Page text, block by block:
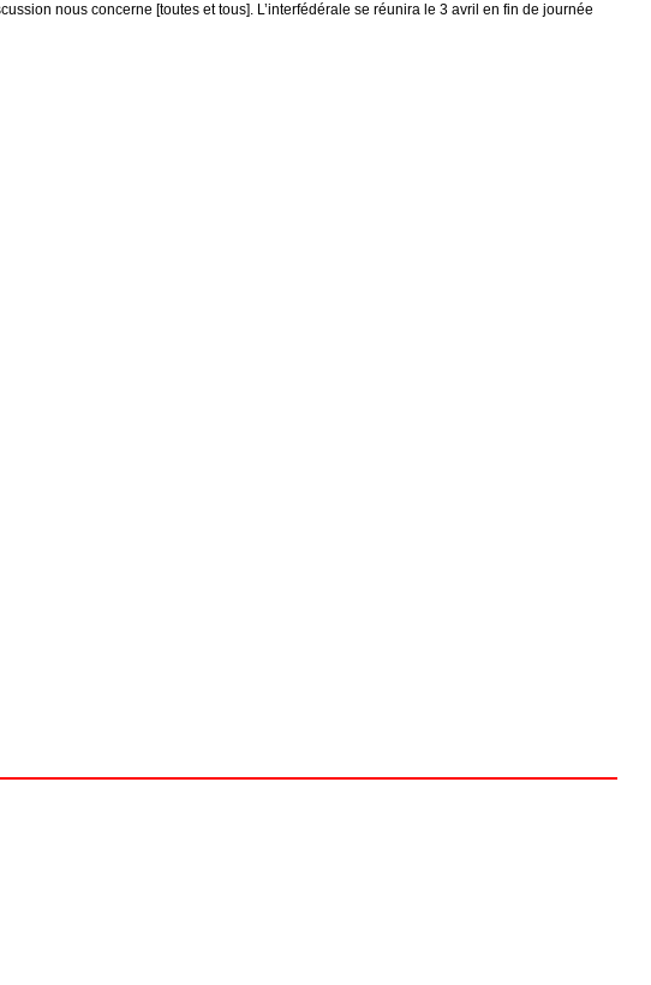
nous concerne [toutes et tous]. L’interfédérale se réunira le 3 avril en fin de journée